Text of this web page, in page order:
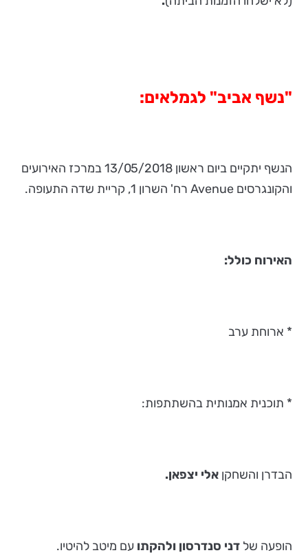
"נשף אביב" לגמלאים:
הנשף יתקיים ביום ראשון 13/05/2018 במרכז האירועים
והקונגרסים Avenue רח' השרון 1, קריית שדה התעופה.
האירוח כולל:
* ארוחת ערב
* תוכנית אמנותית בהשתתפות:
הבדרן והשחקן אלי יצפאן.
הופעה של דני סנדרסון ולהקתו עם מיטב להיטיו.